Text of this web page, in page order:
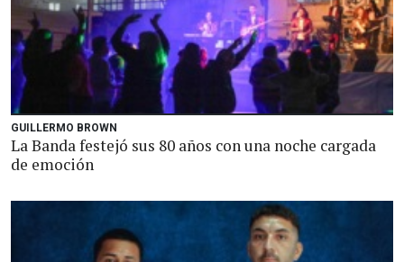
GUILLERMO BROWN
La Banda festejó sus 80 años con una noche cargada
de emoción